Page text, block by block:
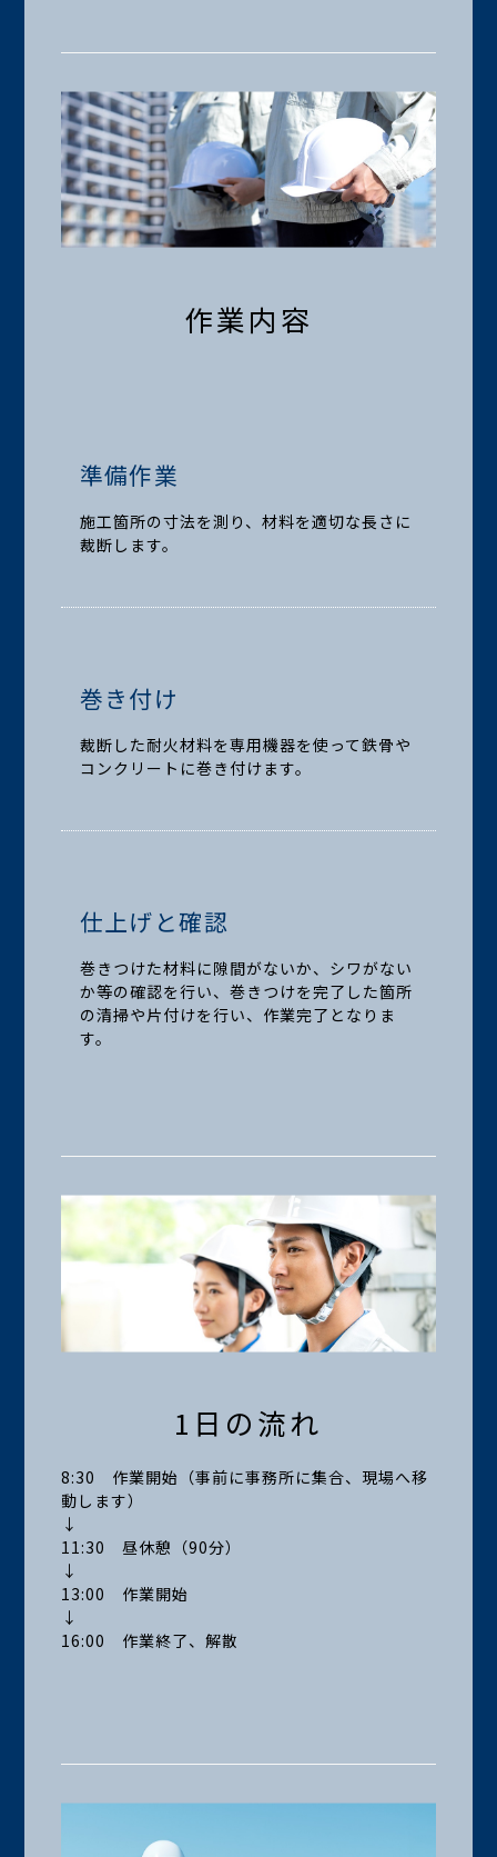
作業内容
準備作業
施工箇所の寸法を測り、材料を適切な長さに
裁断します。
巻き付け
裁断した耐火材料を専用機器を使って鉄骨や
コンクリートに巻き付けます。
仕上げと確認
巻きつけた材料に隙間がないか、シワがない
か等の確認を行い、巻きつけを完了した箇所
の清掃や片付けを行い、作業完了となりま
す。
1日の流れ
8:30 作業開始（事前に事務所に集合、現場へ移
動します）
↓
11:30 昼休憩（90分）
↓
13:00 作業開始
↓
16:00 作業終了、解散